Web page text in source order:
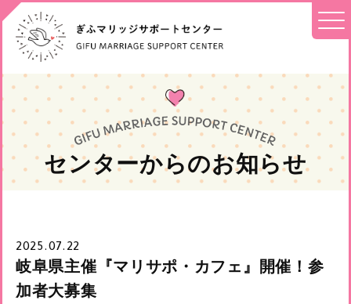
センターからのお知らせ
2025.07.22
岐阜県主催『マリサポ・カフェ』開催！参
加者大募集